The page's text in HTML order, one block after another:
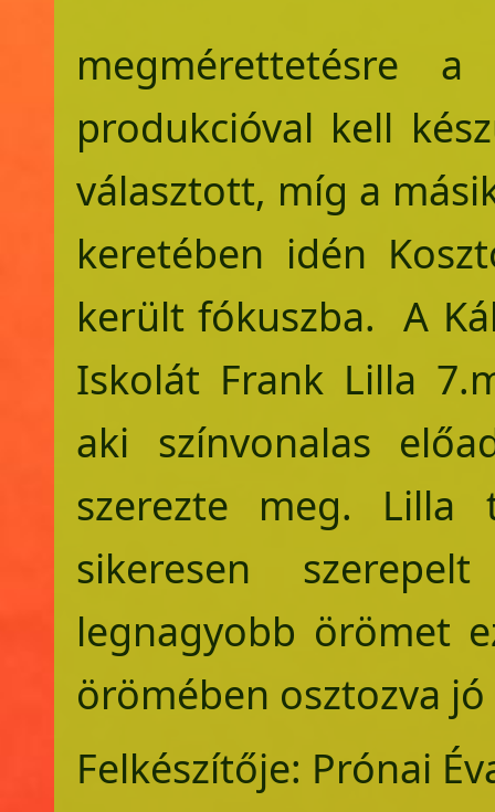
megmérettetésre
produkcióval kell
választott, míg a
keretében idén
került fókuszba. A
Iskolát Frank Lilla
aki színvonalas
szerezte meg. Lilla
sikeresen
legnagyobb örömet
örömében osztozva
Felkészítője: Prónai